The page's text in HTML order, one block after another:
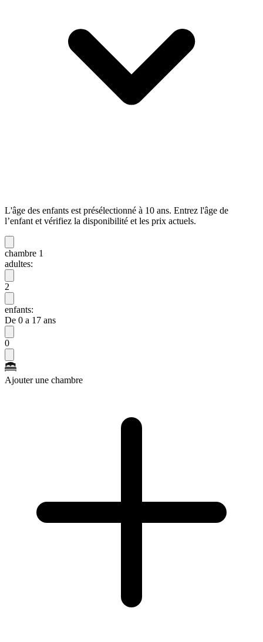
L'âge des enfants est présélectionné à 10 ans. Entrez l'âge de
l’enfant et vérifiez la disponibilité et les prix actuels.
chambre 1
adultes:
2
enfants:
De 0 a 17 ans
0
Ajouter une chambre